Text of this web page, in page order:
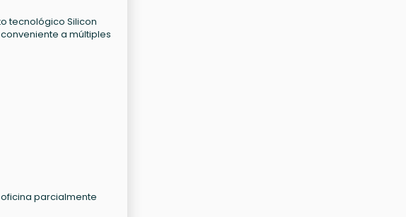
tecnológico Silicon
a múltiples
parcialmente